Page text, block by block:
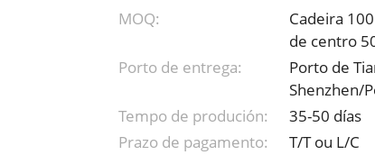
MOQ:
Cadeira
de centro
Porto de entrega:
Porto de
Shenzhen/
Tempo de produción:
35-50 días
Prazo de pagamento:
T/T ou L/C